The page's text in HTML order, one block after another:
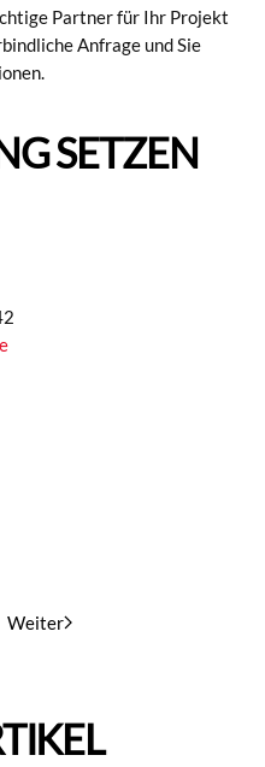
Partner für Ihr Projekt
Anfrage und Sie
SETZEN
Weiter